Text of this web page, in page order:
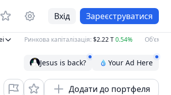
Вхід Зареєструватися
Ринкова капіталізація:$2.22 T 0.54% Об'єм за
Jesus is back? Your Ad Here
Додати до портфеля